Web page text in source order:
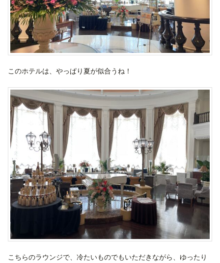
このホテルは、やっぱり夏が似合うね！
こちらのラウンジで、冷たいものでもいただきながら、ゆったり